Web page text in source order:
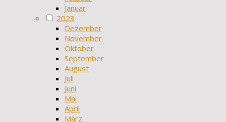
Januar
2023
Dezember
November
Oktober
September
August
Juli
Juni
Mai
April
März